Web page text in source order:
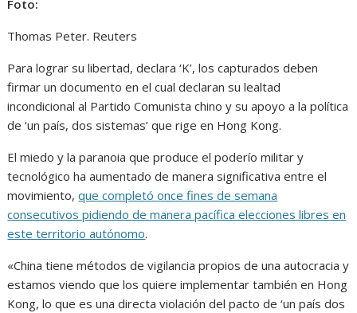
Foto:
Thomas Peter. Reuters
Para lograr su libertad, declara ‘K’, los capturados deben
firmar un documento en el cual declaran su lealtad
incondicional al Partido Comunista chino y su apoyo a la política
de ‘un país, dos sistemas’ que rige en Hong Kong.
El miedo y la paranoia que produce el poderío militar y
tecnológico ha aumentado de manera significativa entre el
movimiento,que completó once fines de semana
consecutivos pidiendo de manera pacífica elecciones libres en
este territorio autónomo.
«China tiene métodos de vigilancia propios de una autocracia y
estamos viendo que los quiere implementar también en Hong
Kong, lo que es una directa violación del pacto de ‘un país dos